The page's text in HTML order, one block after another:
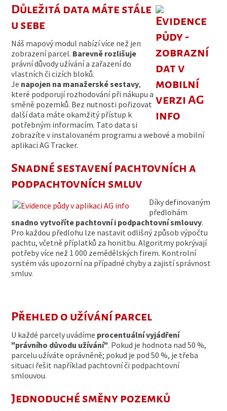
Důležitá data máte stále
u sebe
Náš mapový modul nabízí více než jen
zobrazení parcel. Barevně rozlišuje
právní důvody užívání a zařazení do
vlastních či cizích bloků.
Je napojen na manažerské sestavy,
které podporují rozhodování při nákupu a
směně pozemků. Bez nutnosti pořizovat
další data máte okamžitý přístup k
potřebným informacím. Tato data si
zobrazíte v instalovaném programu a webové a mobilní
aplikaci AG Tracker.
Snadné sestavení pachtovních a
podpachtovních smluv
Díky definovaným
předlohám
snadno vytvoříte pachtovní i podpachtovní smlouvy.
Pro každou předlohu lze nastavit odlišný způsob výpočtu
pachtu, včetně příplatků za honitbu. Algoritmy pokrývají
potřeby více než 1 000 zemědělských firem. Kontrolní
systém vás upozorní na případné chyby a zajistí správnost
smluv.
Přehled o užívání parcel
U každé parcely uvádíme procentuální vyjádření
"právního důvodu užívání". Pokud je hodnota nad 50 %,
parcelu užíváte oprávněně; pokud je pod 50 %, je třeba
situaci řešit například pachtovní či podpachtovní
smlouvou.
Jednoduché směny pozemků